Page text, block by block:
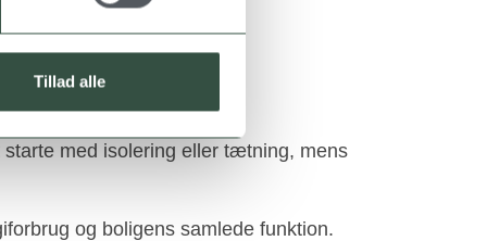
Tillad alle
med isolering eller tætning, mens
og boligens samlede funktion.